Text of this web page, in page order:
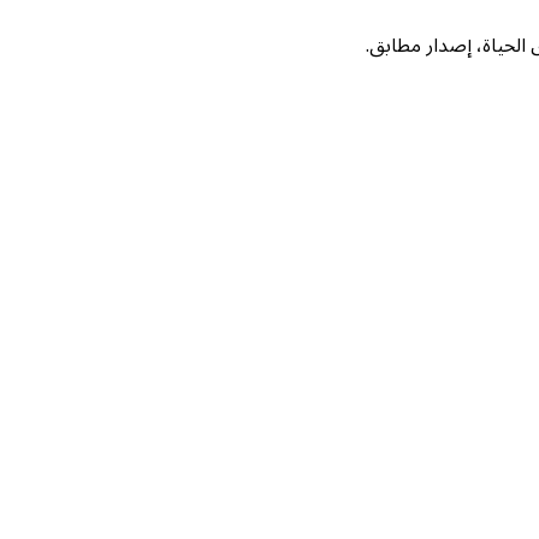
إصدار مطابق.